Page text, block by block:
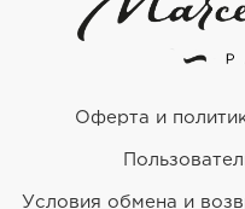
Оферта и
Условия обмена и